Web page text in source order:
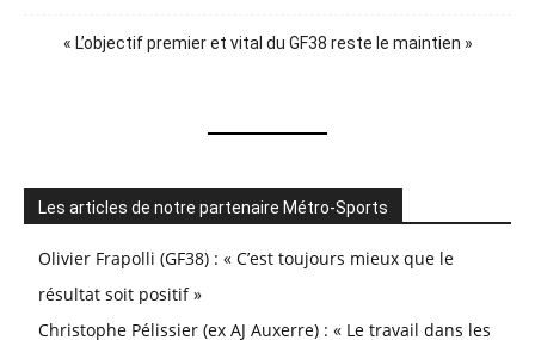
« L’objectif premier et vital du GF38 reste le maintien »
Les articles de notre partenaire Métro-Sports
Olivier Frapolli (GF38) : « C’est toujours mieux que le
résultat soit positif »
Christophe Pélissier (ex AJ Auxerre) : « Le travail dans les